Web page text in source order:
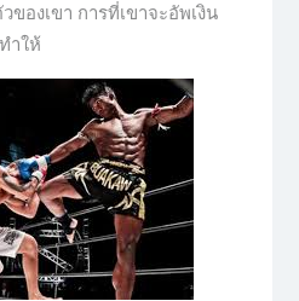
ของเขา การที่เขาจะอัพเงิน
ำให้